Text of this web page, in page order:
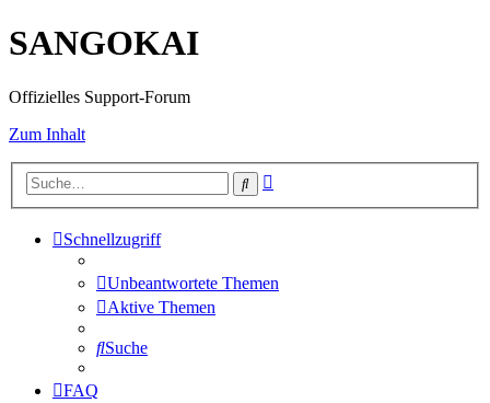
SANGOKAI
Offizielles Support-Forum
Zum Inhalt
Suche
Schnellzugriff
Unbeantwortete Themen
Aktive Themen
Suche
FAQ